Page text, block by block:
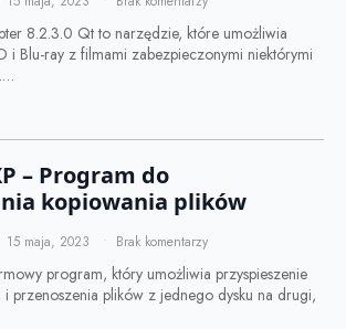
8.2.3.0 Qt to narzędzie, które umożliwia
i Blu-ray z filmami zabezpieczonymi niektórymi
– Program do
kopiowania plików
15 maja, 2023 Brak komentarzy
program, który umożliwia przyspieszenie
i przenoszenia plików z jednego dysku na drugi,